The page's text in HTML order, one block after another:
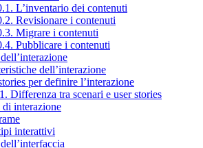
L’inventario dei contenuti
Revisionare i contenuti
Migrare i contenuti
Pubblicare i contenuti
dell’interazione
per definire l’interazione
Differenza tra scenari e user stories
di interazione
interattivi